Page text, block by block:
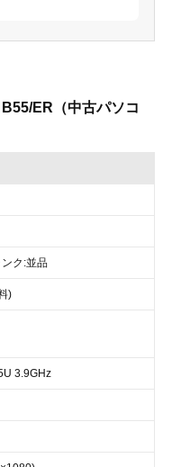
ER（中古パソコ
ク:並品
)
3.9GHz